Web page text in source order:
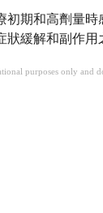
初期和高劑量
緩解和副作用
purposes only and